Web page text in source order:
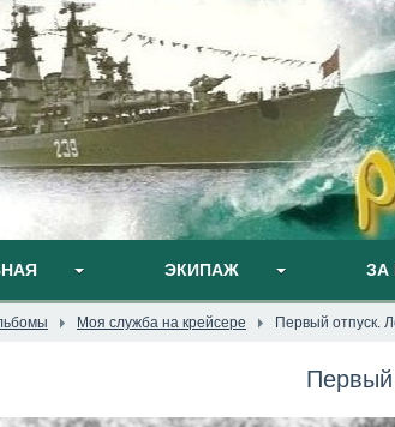
ЭКИПАЖ ЗА
Моя служба на крейсере Первый отпуск.
Первый